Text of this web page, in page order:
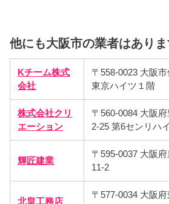
他にも大阪市の業者はありま
Kチーム株式
会社
〒558-0023 大阪
東京ハイツ１階
株式会社クリ
エーション
〒560-0084 大阪
2-25 第6センリハ
輝匠建業
〒595-0037 大阪
11-2
北畠工務店
〒577-0034 大阪